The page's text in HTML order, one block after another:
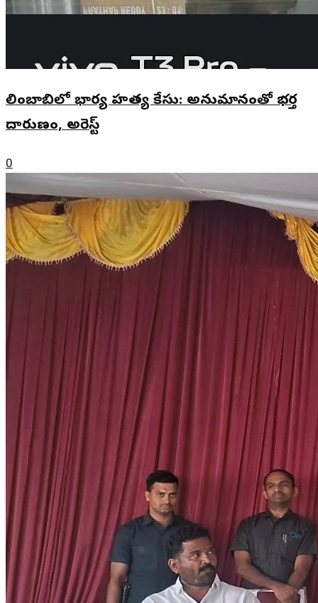
లింబాబిలో భార్య హత్య కేసు: అనుమానంతో భర్త
దారుణం, అరెస్ట్
0